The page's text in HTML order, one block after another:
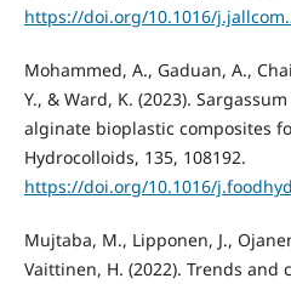
https://doi.org/10.1016/
Mohammed, A., Gaduan, A.,
Y., & Ward, K. (2023).
alginate bioplastic composites
Hydrocolloids, 135, 108192.
https://doi.org/10.1016/
Mujtaba, M., Lipponen, J.,
Vaittinen, H. (2022). Trends and